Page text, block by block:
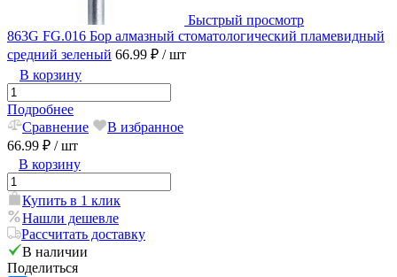
Быстрый просмотр
863G FG.016 Бор алмазный стоматологический пламевидный
средний зеленый 66.99 ₽ / шт
В корзину
Подробнее
Сравнение
В избранное
66.99 ₽ / шт
В корзину
Купить в 1 клик
Нашли дешевле
Рассчитать доставку
В наличии
Поделиться